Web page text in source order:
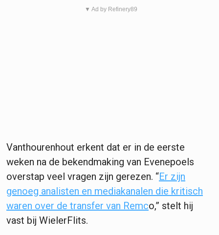
▼ Ad by Refinery89
Vanthourenhout erkent dat er in de eerste
weken na de bekendmaking van Evenepoels
overstap veel vragen zijn gerezen. “Er zijn
genoeg analisten en mediakanalen die kritisch
waren over de transfer van Remco,” stelt hij
vast bij WielerFlits.